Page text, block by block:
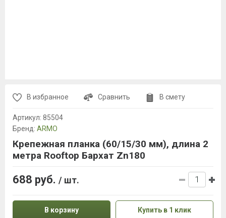
В избранное Сравнить В смету
Артикул: 85504
Бренд: ARMO
Крепежная планка (60/15/30 мм), длина 2
метра Rooftop Бархат Zn180
688 руб. / шт.
В корзину Купить в 1 клик